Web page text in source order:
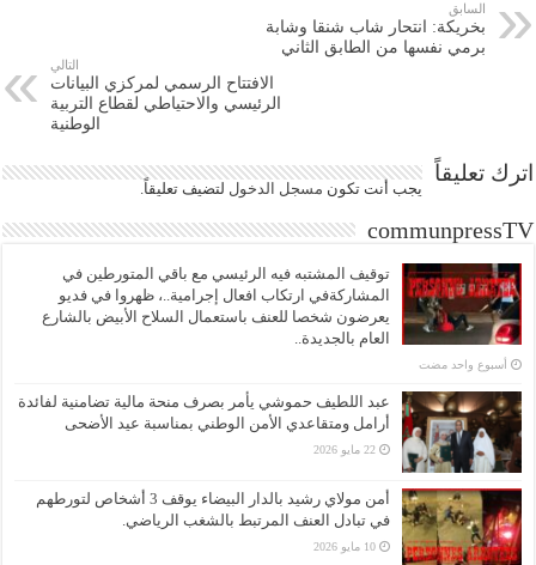
السابق
بخريكة: انتحار شاب شنقا وشابة
برمي نفسها من الطابق الثاني
التالي
الافتتاح الرسمي لمركزي البيانات
الرئيسي والاحتياطي لقطاع التربية
الوطنية
اترك تعليقاً
يجب أنت تكون مسجل الدخول لتضيف تعليقاً.
communpressTV
توقيف المشتبه فيه الرئيسي مع باقي المتورطين في
المشاركةفي ارتكاب افعال إجرامية..، ظهروا في فديو
يعرضون شخصا للعنف باستعمال السلاح الأبيض بالشارع
العام بالجديدة..
‏أسبوع واحد مضت
عبد اللطيف حموشي يأمر بصرف منحة مالية تضامنية لفائدة
أرامل ومتقاعدي الأمن الوطني بمناسبة عيد الأضحى
22 مايو 2026
أمن مولاي رشيد بالدار البيضاء يوقف 3 أشخاص لتورطهم
في تبادل العنف المرتبط بالشغب الرياضي.
10 مايو 2026